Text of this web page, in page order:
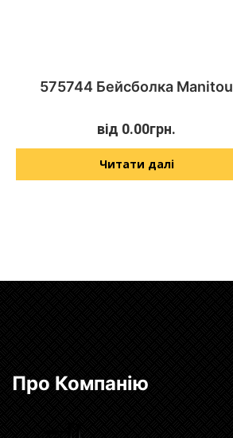
575744 Бейсболка Manitou
від 0.00грн.
Читати далі
Про Компанію